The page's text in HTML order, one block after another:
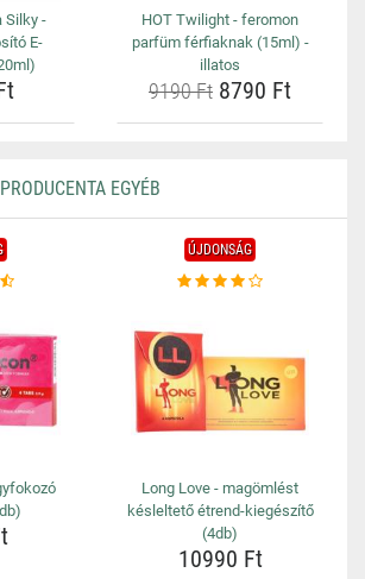
Silky -
E-
HOT Twilight - feromon
parfüm férfiaknak (15ml) -
illatos
9190 Ft 8790 Ft
EGYÉB
ÚJDONSÁG
Long Love - magömlést
késleltető étrend-kiegészítő
(4db)
10990 Ft